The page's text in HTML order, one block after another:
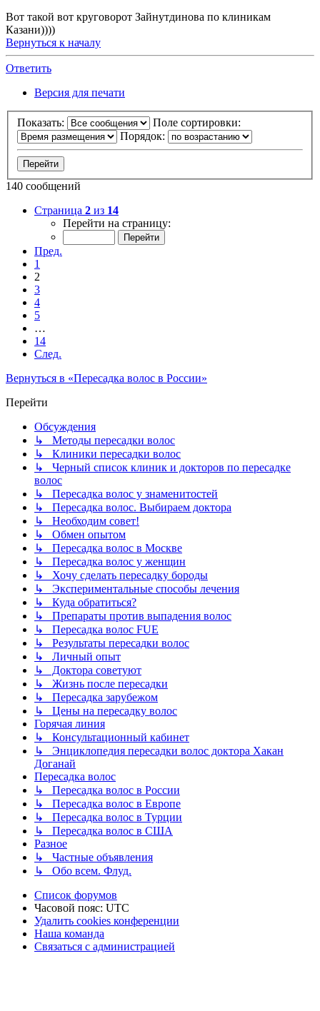
Вот такой вот круговорот Зайнутдинова по клиникам
Казани))))
Вернуться к началу
Ответить
Версия для печати
Показать:
Поле сортировки:
Порядок:
140 сообщений
Страница 2 из 14
Перейти на страницу:
Пред.
1
2
3
4
5
…
14
След.
Вернуться в «Пересадка волос в России»
Перейти
Обсуждения
↳ Методы пересадки волос
↳ Клиники пересадки волос
↳ Черный список клиник и докторов по пересадке
волос
↳ Пересадка волос у знаменитостей
↳ Пересадка волос. Выбираем доктора
↳ Необходим совет!
↳ Обмен опытом
↳ Пересадка волос в Москве
↳ Пересадка волос у женщин
↳ Хочу сделать пересадку бороды
↳ Экспериментальные способы лечения
↳ Куда обратиться?
↳ Препараты против выпадения волос
↳ Пересадка волос FUE
↳ Результаты пересадки волос
↳ Личный опыт
↳ Доктора советуют
↳ Жизнь после пересадки
↳ Пересадка зарубежом
↳ Цены на пересадку волос
Горячая линия
↳ Консультационный кабинет
↳ Энциклопедия пересадки волос доктора Хакан
Доганай
Пересадка волос
↳ Пересадка волос в России
↳ Пересадка волос в Европе
↳ Пересадка волос в Турции
↳ Пересадка волос в США
Разное
↳ Частные объявления
↳ Обо всем. Флуд.
Список форумов
Часовой пояс: UTC
Удалить cookies конференции
Наша команда
Связаться с администрацией